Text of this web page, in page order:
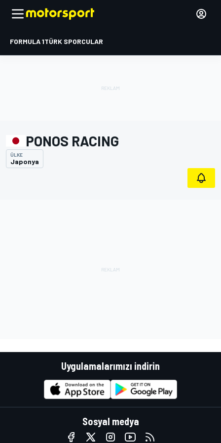
FORMULA 1TÜRK SPORCULAR
PONOS RACING
ÜLKE
Japonya
Uygulamalarımızı indirin
Sosyal medya